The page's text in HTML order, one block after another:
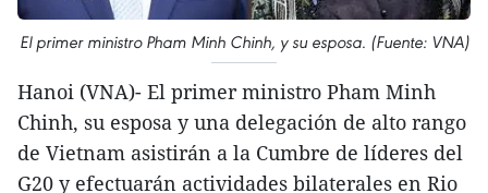
El primer ministro Pham Minh Chinh, y su esposa. (Fuente: VNA)
Hanoi (VNA)- El primer ministro Pham Minh
Chinh, su esposa y una delegación de alto rango
de Vietnam asistirán a la Cumbre de líderes del
G20 y efectuarán actividades bilaterales en Rio